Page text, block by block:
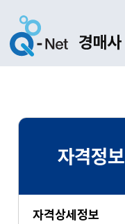
자격정보
자격상세정보